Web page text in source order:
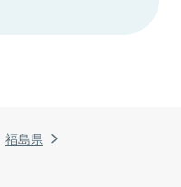
福島県